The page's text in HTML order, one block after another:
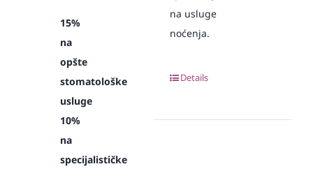
15%
na
opšte
stomatološke
usluge
10%
na
specijalističke
na usluge
noćenja.
Details